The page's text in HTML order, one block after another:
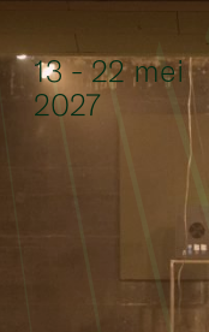
Ga naar de inhoud
13 - 22 mei
2027